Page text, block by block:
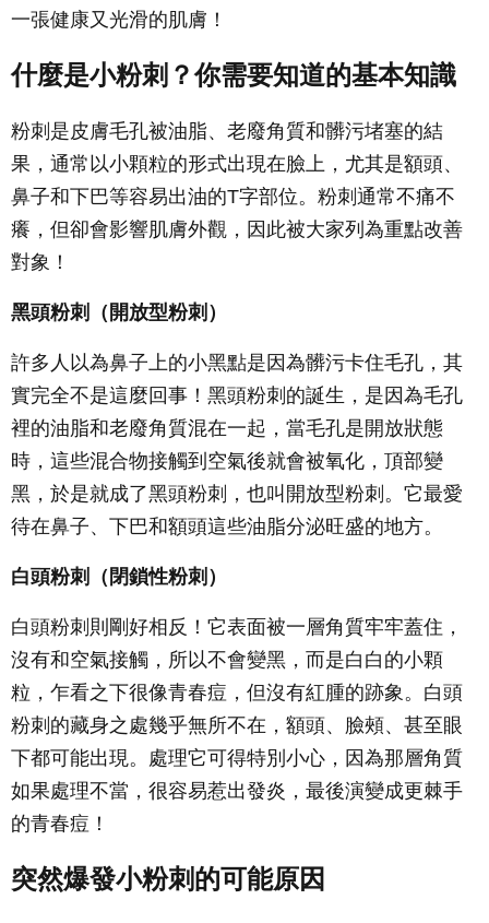
一張健康又光滑的肌膚！
什麼是小粉刺？你需要知道的基本知識
粉刺是皮膚毛孔被油脂、老廢角質和髒污堵塞的結
果，通常以小顆粒的形式出現在臉上，尤其是額頭、
鼻子和下巴等容易出油的T字部位。粉刺通常不痛不
癢，但卻會影響肌膚外觀，因此被大家列為重點改善
對象！
黑頭粉刺（開放型粉刺）
許多人以為鼻子上的小黑點是因為髒污卡住毛孔，其
實完全不是這麼回事！黑頭粉刺的誕生，是因為毛孔
裡的油脂和老廢角質混在一起，當毛孔是開放狀態
時，這些混合物接觸到空氣後就會被氧化，頂部變
黑，於是就成了黑頭粉刺，也叫開放型粉刺。它最愛
待在鼻子、下巴和額頭這些油脂分泌旺盛的地方。
白頭粉刺（閉鎖性粉刺）
白頭粉刺則剛好相反！它表面被一層角質牢牢蓋住，
沒有和空氣接觸，所以不會變黑，而是白白的小顆
粒，乍看之下很像青春痘，但沒有紅腫的跡象。白頭
粉刺的藏身之處幾乎無所不在，額頭、臉頰、甚至眼
下都可能出現。處理它可得特別小心，因為那層角質
如果處理不當，很容易惹出發炎，最後演變成更棘手
的青春痘！
突然爆發小粉刺的可能原因